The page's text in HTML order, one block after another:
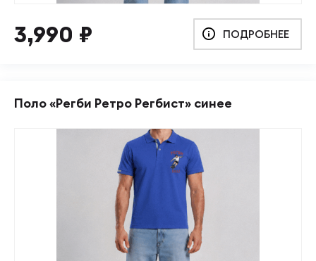
3,990 ₽ ПОДРОБНЕЕ
Поло «Регби Ретро Регбист» синее